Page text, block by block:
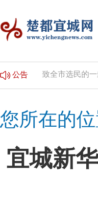
公告
告 致全市选民的一封
您所在的位
宜城新